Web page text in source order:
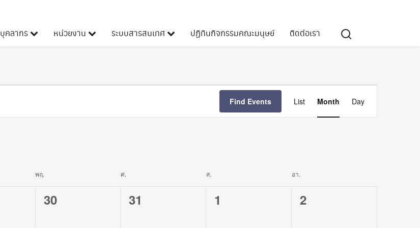
บุคลากร หน่วยงาน ระบบสารสนเทศ ปฏิทินกิจกรรมคณะมนุษย์ ติดต่อเรา
Find Events
Views
List Month Day
พฤ. ศ. ส. อา.
0
30
0
31
0
1
0
2